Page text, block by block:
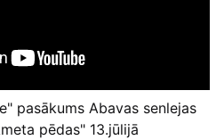
pasākums Abavas senlejas
pēdas" 13.jūlijā